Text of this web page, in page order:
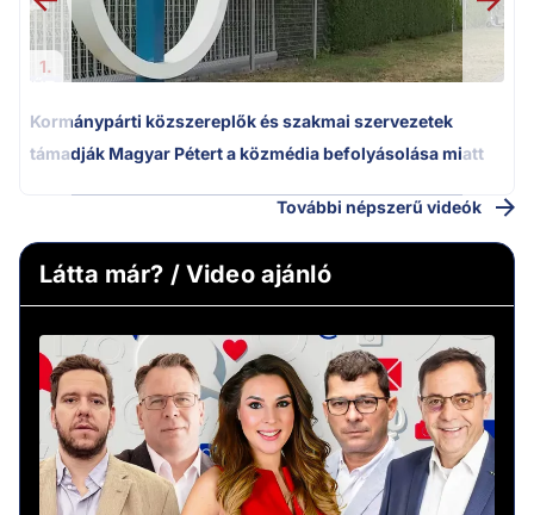
1.
Kormánypárti közszereplők és szakmai szervezetek
támadják Magyar Pétert a közmédia befolyásolása miatt
További népszerű videók
Látta már? / Video ajánló